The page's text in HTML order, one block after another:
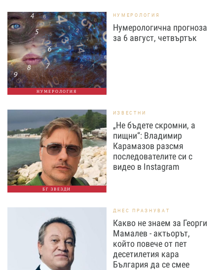
НУМЕРОЛОГИЯ
НУМЕРОЛОГИЯ
Нумерологична прогноза
за 6 август, четвъртък
БГ ЗВЕЗДИ
ИЗВЕСТНИ
„Не бъдете скромни, а
пищни“: Владимир
Карамазов разсмя
последователите си с
видео в Instagram
ДНЕС ПРАЗНУВАТ
Какво не знаем за Георги
Мамалев - актьорът,
който повече от пет
десетилетия кара
България да се смее